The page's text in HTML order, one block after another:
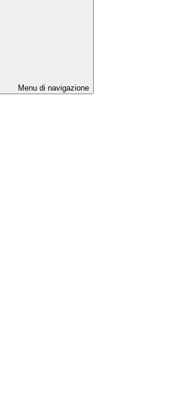
Menu di navigazione